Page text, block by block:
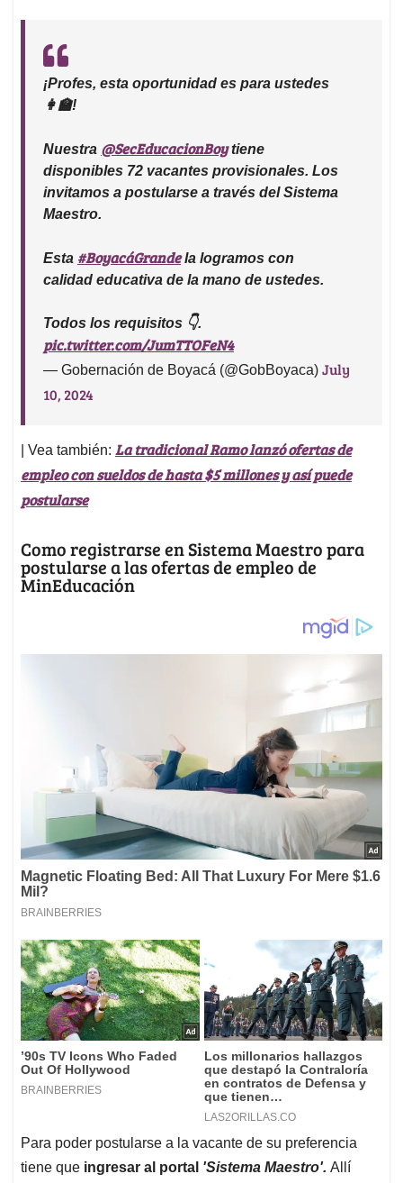
¡Profes, esta oportunidad es para ustedes
👩‍🏫!
Nuestra @SecEducacionBoytiene
disponibles 72 vacantes provisionales. Los
invitamos a postularse a través del Sistema
Maestro.
Esta #BoyacáGrandela logramos con
calidad educativa de la mano de ustedes.
Todos los requisitos 👇.
pic.twitter.com/JumTTOFeN4
— Gobernación de Boyacá (@GobBoyaca) July
10, 2024
| Vea también: La tradicional Ramo lanzó ofertas de
empleo con sueldos de hasta $5 millones y así puede
postularse
Como registrarse en Sistema Maestro para
postularse a las ofertas de empleo de
MinEducación
Para poder postularse a la vacante de su preferencia
tiene que ingresar al portal 'Sistema Maestro'. Allí